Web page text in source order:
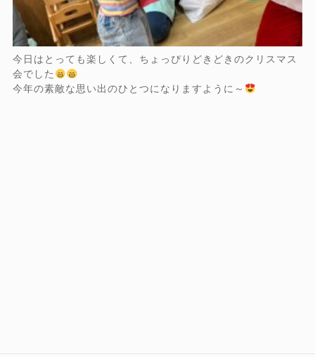
今日はとっても楽しくて、ちょっぴりどきどきのクリスマス
会でした
今年の素敵な思い出のひとつになりますように～